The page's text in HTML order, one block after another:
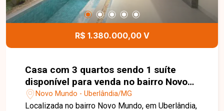
localização privilegiada no bairro Novo Mundo.
Agende uma visita e venha conhecer todos os
detalhes desta casa.
R$ 1.380.000,00 V
Casa com 3 quartos sendo 1 suíte
disponível para venda no bairro Novo
Mundo em Uberlândia-MG
Novo Mundo - Uberlândia/MG
Localizada no bairro Novo Mundo, em Uberlândia,